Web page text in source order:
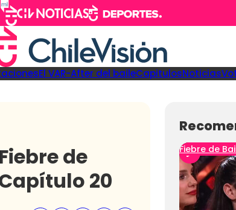
El VAR-After del baileCapitulosNoticias
de
20
Fiebre de